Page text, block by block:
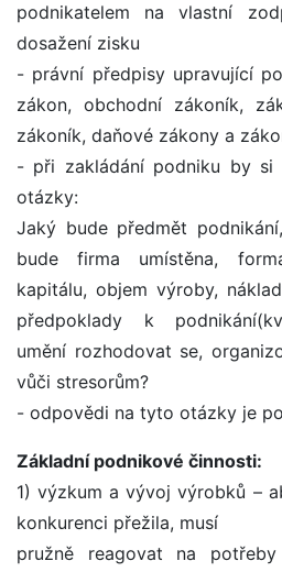
podnikatelem na vlastní
dosažení zisku
- právní předpisy upravující
zákon, obchodní zákoník,
zákoník, daňové zákony a
- při zakládání podniku by si
otázky:
Jaký bude předmět
bude firma umístěna,
kapitálu, objem výroby,
předpoklady k
umění rozhodovat se,
vůči stresorům?
- odpovědi na tyto otázky je
Základní podnikové činnosti:
1) výzkum a vývoj výrobků –
konkurenci přežila, musí
pružně reagovat na